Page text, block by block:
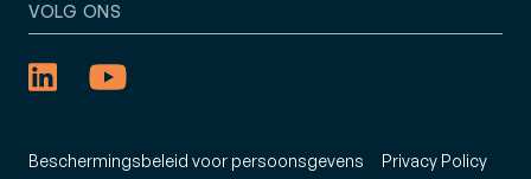
Beschermingsbeleid voor persoonsgevens
Privacy Policy
VOLG ONS